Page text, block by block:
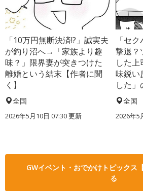
「10万円無断決済!?」誠実夫
が釣り沼へ→「家族より趣
味？」限界妻が突きつけた
離婚という結末【作者に聞
く】
全国
2026年5月10日 07:30 更新
「セ
撃退？
した
味鋭い
した」
全国
2026年5
GWイベント・おでかけトピックス
る